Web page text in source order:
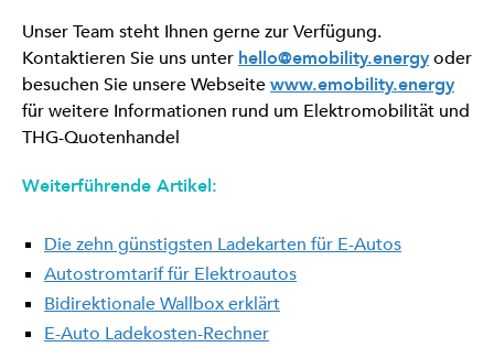
Unser Team steht Ihnen gerne zur Verfügung.
Kontaktieren Sie uns unter hello@emobility.energyoder
besuchen Sie unsere Webseitewww.emobility.energy
für weitere Informationen rund um Elektromobilität und
THG-Quotenhandel
Weiterführende Artikel:
Die zehn günstigsten Ladekarten für E-Autos
Autostromtarif für Elektroautos
Bidirektionale Wallbox erklärt
E-Auto Ladekosten-Rechner